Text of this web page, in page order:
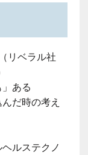
リベラル社
ある
だ時の考え
ルステクノ